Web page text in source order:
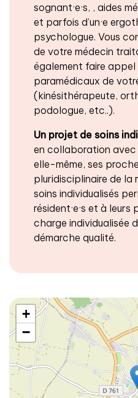
sognant·e·s, , aides
et parfois d’un·e
psychologue. Vous
de votre médecin
également faire appel
paramédicaux de
(kinésithérapeute,
podologue, etc..).
Un projet de soins
en collaboration avec
elle-même, ses
pluridisciplinaire de la
soins individualisés
résident·e·s et à leurs
charge individualisée
démarche qualité.
+
−